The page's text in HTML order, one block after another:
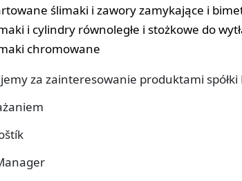
ślimaki i zawory zamykające i
i cylindry równoległe i stożkowe do
chromowane
za zainteresowanie produktami spółki